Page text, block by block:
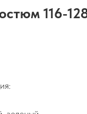
116-